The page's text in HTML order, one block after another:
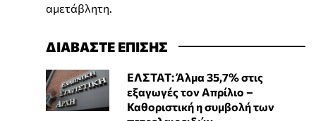
αμετάβλητη.
ΔΙΑΒΑΣΤΕ ΕΠΙΣΗΣ
ΕΛΣΤΑΤ: Άλμα 35,7% στις
εξαγωγές τον Απρίλιο –
Καθοριστική η συμβολή των